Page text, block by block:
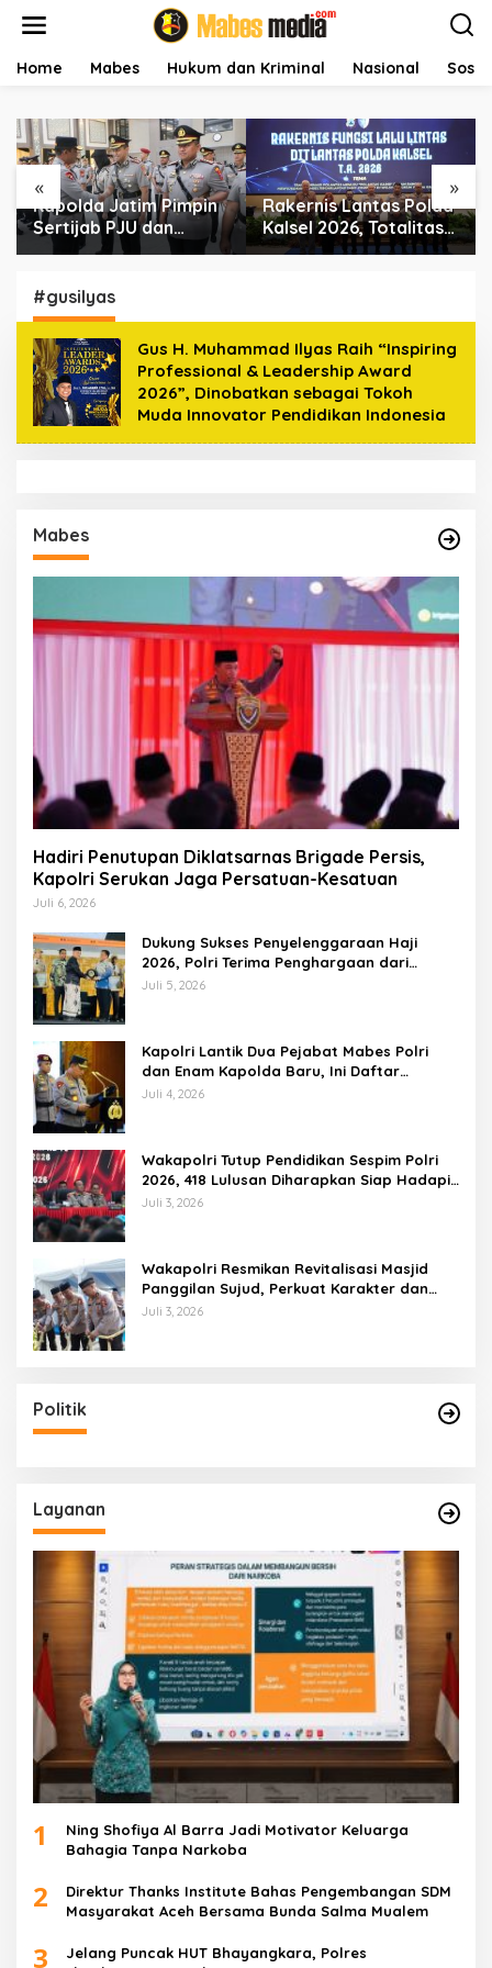
Home Mabes Hukum dan Kriminal Nasional
« »
Kapolda Jatim Pimpin
Sertijab PJU dan
Kapolres, Perkuat
Kepemimpinan dan
Pelayanan Presisi
Rakernis Lantas Polda
Kalsel 2026, Totalitas
Internalisasi Polantas
#gusilyas
Gus H. Muhammad Ilyas Raih “Inspiring
Professional & Leadership Award
2026”, Dinobatkan sebagai Tokoh
Muda Innovator Pendidikan Indonesia
Mabes
Hadiri Penutupan Diklatsarnas Brigade Persis,
Kapolri Serukan Jaga Persatuan-Kesatuan
Juli 6, 2026
Dukung Sukses Penyelenggaraan Haji
2026, Polri Terima Penghargaan dari
Kemenhaj dan Umrah
Juli 5, 2026
Kapolri Lantik Dua Pejabat Mabes Polri
dan Enam Kapolda Baru, Ini Daftar
Lengkapnya
Juli 4, 2026
Wakapolri Tutup Pendidikan Sespim Polri
2026, 418 Lulusan Diharapkan Siap Hadapi
Tantangan Era Digital
Juli 3, 2026
Wakapolri Resmikan Revitalisasi Masjid
Panggilan Sujud, Perkuat Karakter dan
Kepemimpinan Polri
Juli 3, 2026
Politik
Layanan
1
Ning Shofiya Al Barra Jadi Motivator Keluarga
Bahagia Tanpa Narkoba
2
Direktur Thanks Institute Bahas Pengembangan SDM
Masyarakat Aceh Bersama Bunda Salma Mualem
3
Jelang Puncak HUT Bhayangkara, Polres